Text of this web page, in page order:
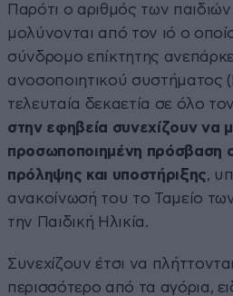
Παρότι ο αριθμός των
μολύνονται από τον ιό ο
σύνδρομο επίκτητης
ανοσοποιητικού συστήματος
τελευταία δεκαετία σε όλο
στην εφηβεία συνεχίζουν να
προσωποποιημένη πρόσβαση
πρόληψης και υποστήριξης,
ανακοίνωσή του το Ταμείο
την Παιδική Ηλικία.
Συνεχίζουν έτσι να
περισσότερο από τα αγόρια,